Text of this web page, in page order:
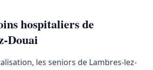
hospitaliers de
Douai
les seniors de Lambres-lez-